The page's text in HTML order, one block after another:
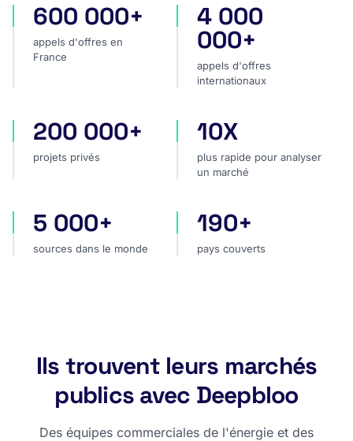
appels d'offres en France
600 000+
appels d'offres en
France
appels d'offres
4 000
000+
appels d'offres
internationaux
projets privés
200 000+
projets privés
plus rapide pour analyser
10X
plus rapide pour analyser
un marché
sources dans le monde
5 000+
sources dans le monde
pays couverts
190+
pays couverts
Ils trouvent leurs marchés
publics avec Deepbloo
Des équipes commerciales de l'énergie et des